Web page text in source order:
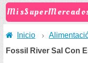
Inicio
Fossil River Sal Con